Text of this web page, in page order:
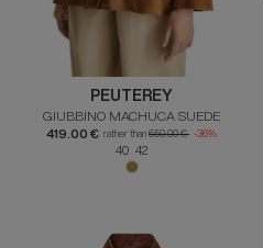
PEUTEREY
GIUBBINO MACHUCA SUEDE
419.00 € rather than 650.00 € -36%
40 42